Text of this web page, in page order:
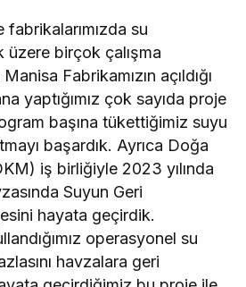
fabrikalarımızda su
üzere birçok çalışma
Fabrikamızın açıldığı
yaptığımız çok sayıda proje
başına tükettiğimiz suyu
başardık. Ayrıca Doğa
iş birliğiyle 2023 yılında
Suyun Geri
hayata geçirdik.
operasyonel su
havzalara geri